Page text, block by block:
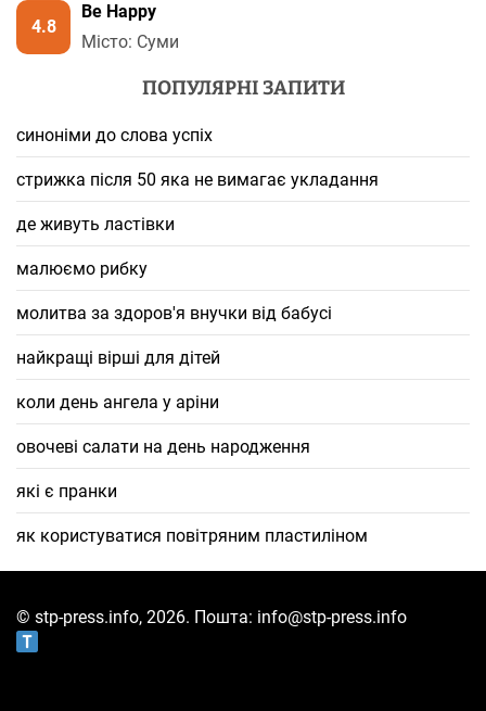
4.8
Be Happy
Місто: Суми
ПОПУЛЯРНІ ЗАПИТИ
синоніми до слова успіх
стрижка після 50 яка не вимагає укладання
де живуть ластівки
малюємо рибку
молитва за здоров'я внучки від бабусі
найкращі вірші для дітей
коли день ангела у аріни
овочеві салати на день народження
які є пранки
як користуватися повітряним пластиліном
© stp-press.info, 2026. Пошта: info@stp-press.info